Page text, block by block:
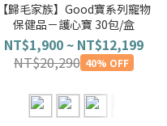
【歸毛家族】Good寶系列寵物
保健品－護心寶 30包/盒
NT$1,900 ~ NT$12,199
NT$20,290 40% OFF